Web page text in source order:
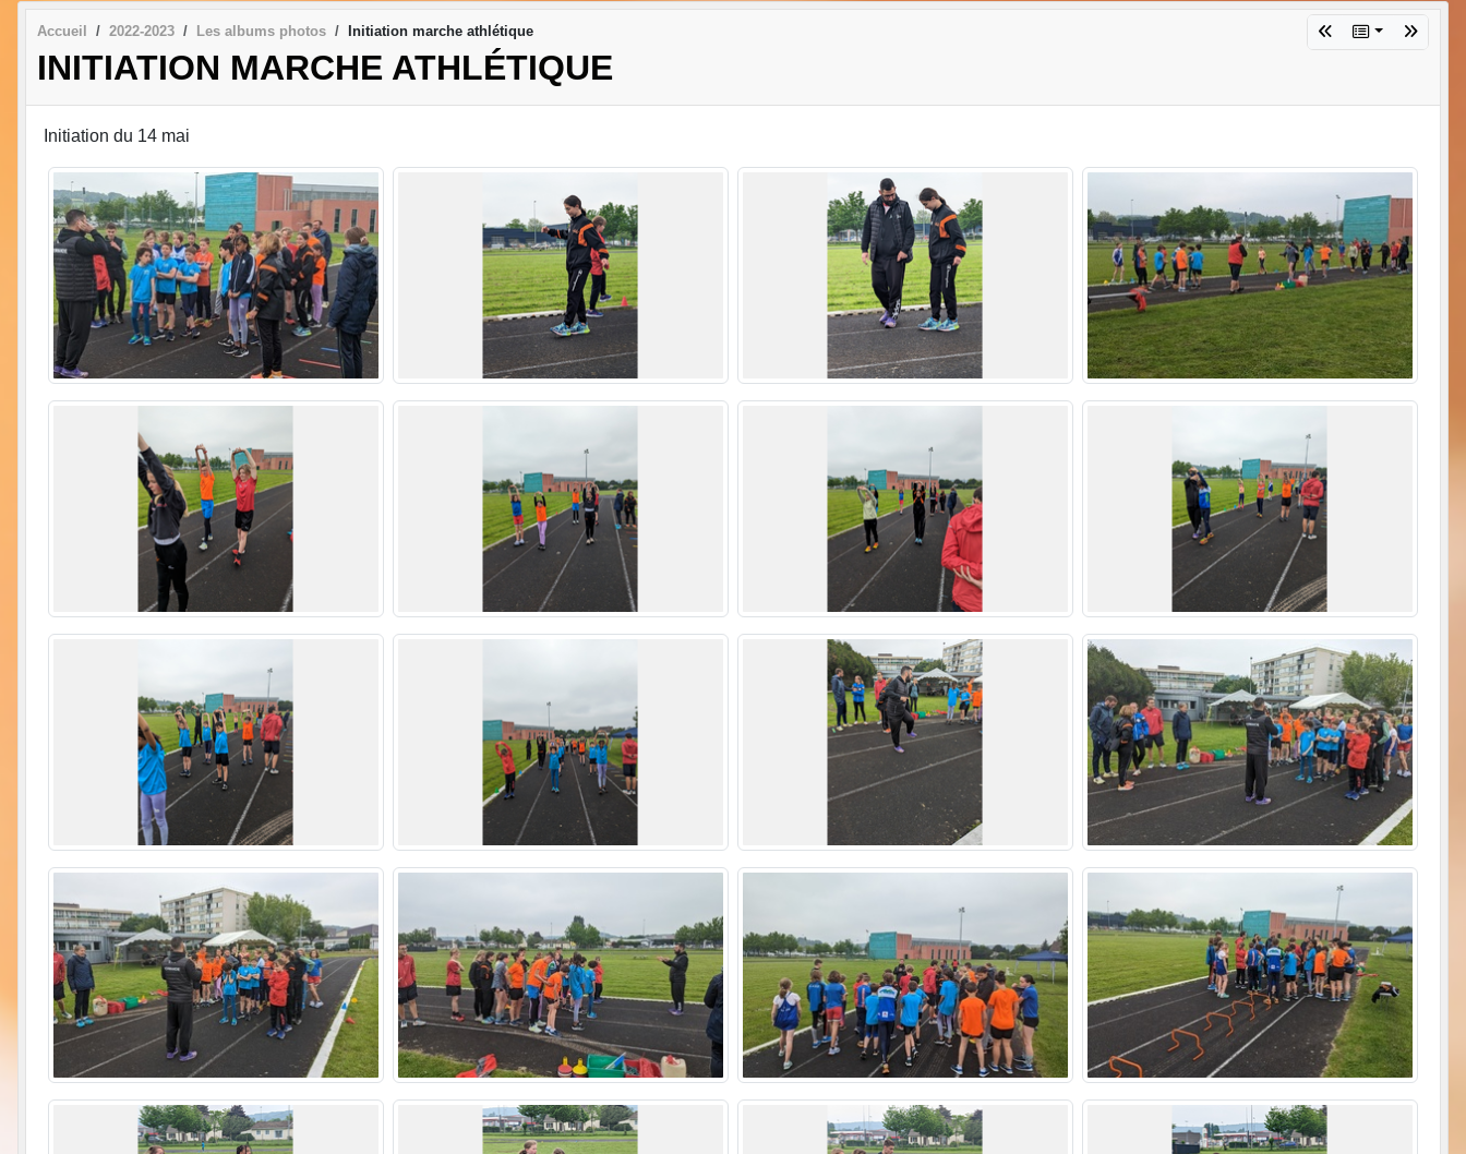
Accueil 2022-2023 Les albums photos Initiation marche athlétique
INITIATION MARCHE ATHLÉTIQUE
Initiation du 14 mai